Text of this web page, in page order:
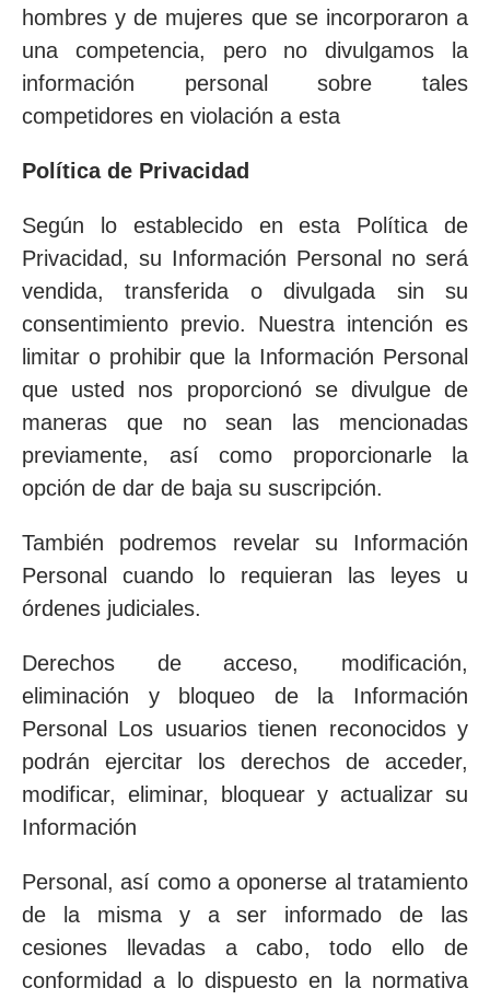
hombres y de mujeres que se incorporaron a
una competencia, pero no divulgamos la
información personal sobre tales
competidores en violación a esta
Política de Privacidad
Según lo establecido en esta Política de
Privacidad, su Información Personal no será
vendida, transferida o divulgada sin su
consentimiento previo. Nuestra intención es
limitar o prohibir que la Información Personal
que usted nos proporcionó se divulgue de
maneras que no sean las mencionadas
previamente, así como proporcionarle la
opción de dar de baja su suscripción.
También podremos revelar su Información
Personal cuando lo requieran las leyes u
órdenes judiciales.
Derechos de acceso, modificación,
eliminación y bloqueo de la Información
Personal Los usuarios tienen reconocidos y
podrán ejercitar los derechos de acceder,
modificar, eliminar, bloquear y actualizar su
Información
Personal, así como a oponerse al tratamiento
de la misma y a ser informado de las
cesiones llevadas a cabo, todo ello de
conformidad a lo dispuesto en la normativa